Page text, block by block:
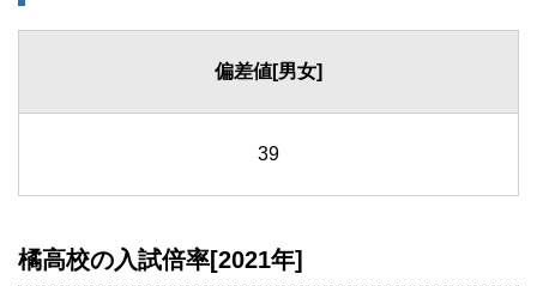
偏差値[男女]
39
橘高校の入試倍率[2021年]